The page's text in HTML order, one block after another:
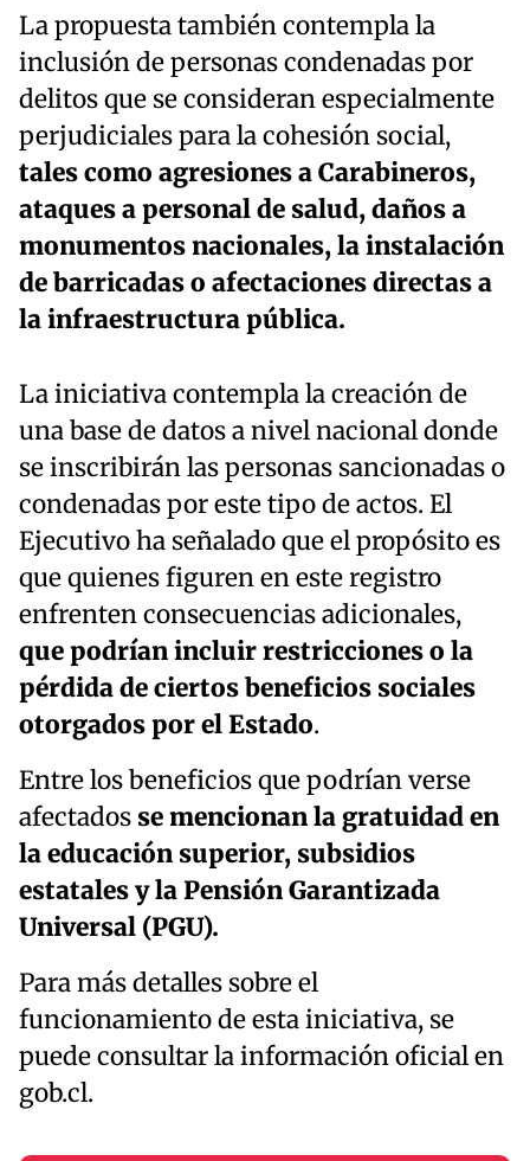
La propuesta también contempla la
inclusión de personas condenadas por
delitos que se consideran especialmente
perjudiciales para la cohesión social,
tales como agresiones a Carabineros,
ataques a personal de salud, daños a
monumentos nacionales, la instalación
de barricadas o afectaciones directas a
la infraestructura pública.
La iniciativa contempla la creación de
una base de datos a nivel nacional donde
se inscribirán las personas sancionadas o
condenadas por este tipo de actos. El
Ejecutivo ha señalado que el propósito es
que quienes figuren en este registro
enfrenten consecuencias adicionales,
que podrían incluir restricciones o la
pérdida de ciertos beneficios sociales
otorgados por el Estado.
Entre los beneficios que podrían verse
afectados se mencionan la gratuidad en
la educación superior, subsidios
estatales y la Pensión Garantizada
Universal (PGU).
Para más detalles sobre el
funcionamiento de esta iniciativa, se
puede consultar la información oficial en
gob.cl.